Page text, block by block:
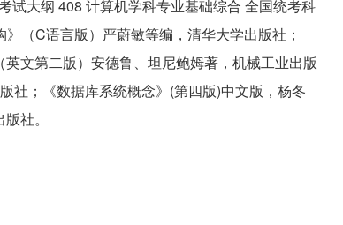
试大纲 408 计算机学科专业基础综合 全国统考科
（C语言版）严蔚敏等编，清华大学出版社；
文第二版）安德鲁、坦尼鲍姆著，机械工业出版
社；《数据库系统概念》(第四版)中文版，杨冬
社。